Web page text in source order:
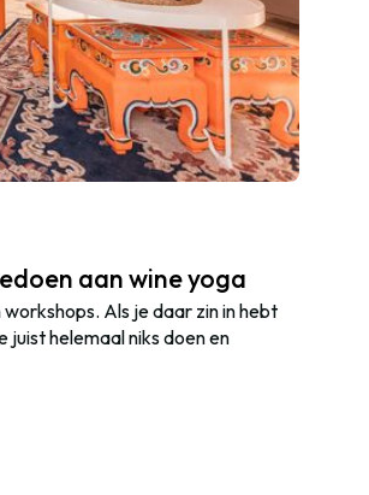
aan wine yoga
Als je daar zin in hebt
helemaal niks doen en